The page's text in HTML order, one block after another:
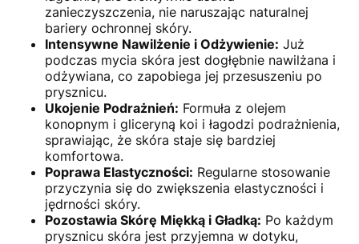
zanieczyszczenia, nie naruszając naturalnej
bariery ochronnej skóry.
Intensywne Nawilżenie i Odżywienie: Już
podczas mycia skóra jest dogłębnie nawilżana i
odżywiana, co zapobiega jej przesuszeniu po
prysznicu.
Ukojenie Podrażnień: Formuła z olejem
konopnym i gliceryną koi i łagodzi podrażnienia,
sprawiając, że skóra staje się bardziej
komfortowa.
Poprawa Elastyczności: Regularne stosowanie
przyczynia się do zwiększenia elastyczności i
jędrności skóry.
Pozostawia Skórę Miękką i Gładką: Po każdym
prysznicu skóra jest przyjemna w dotyku,